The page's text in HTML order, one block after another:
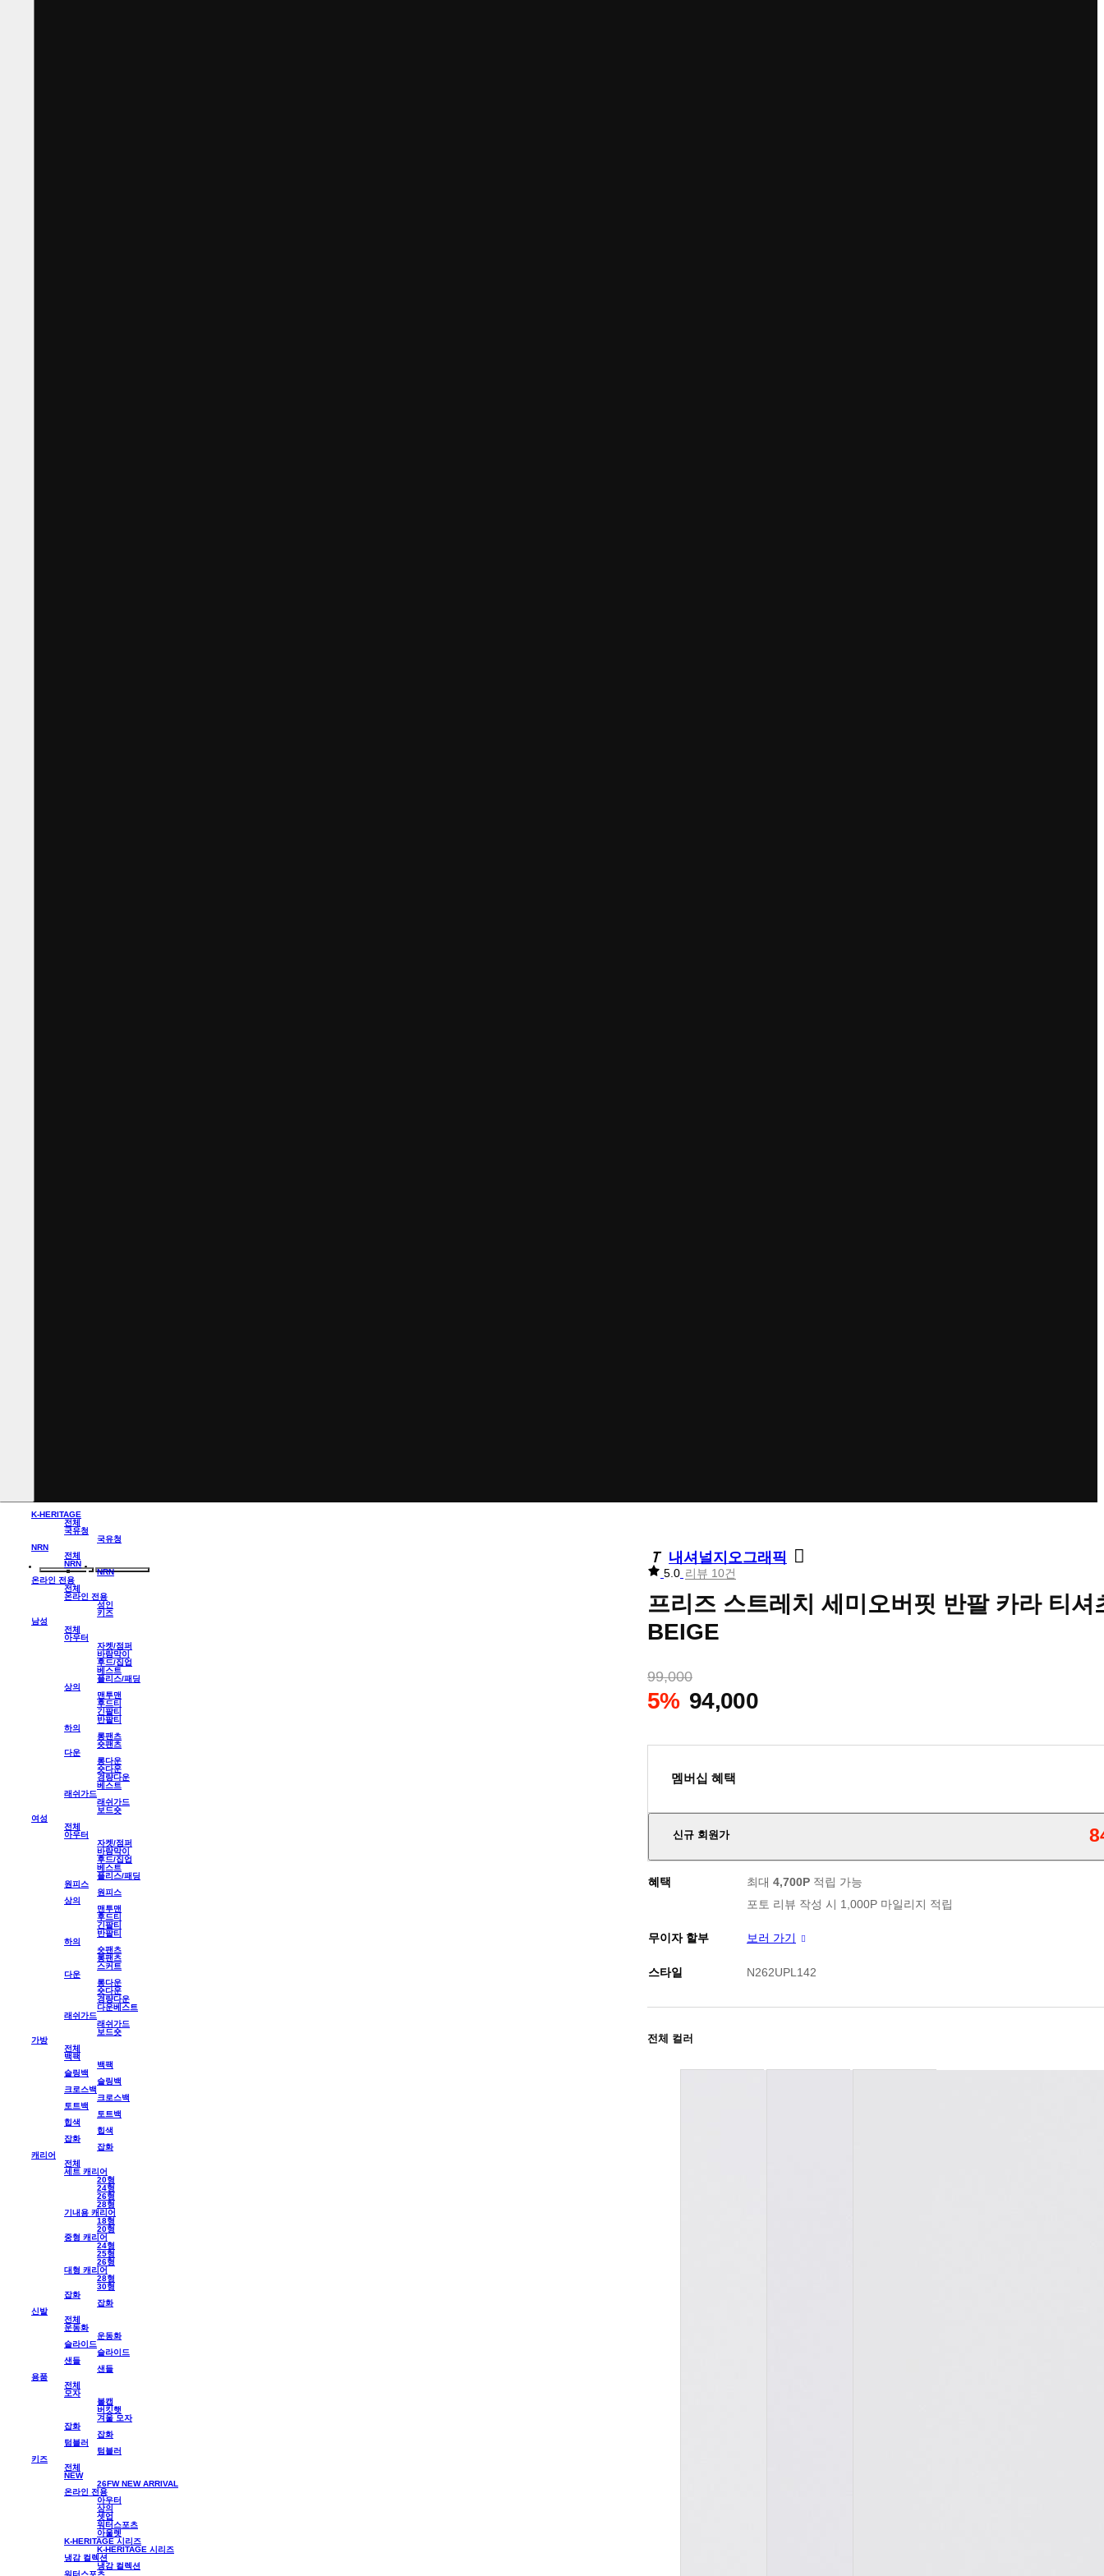
K-HERITAGE
전체
국유청
국유청
NRN
전체
NRN
NRN
온라인 전용
전체
온라인 전용
성인
키즈
남성
전체
아우터
자켓/점퍼
바람막이
후드/집업
베스트
플리스/패딩
상의
맨투맨
후드티
긴팔티
반팔티
하의
롱팬츠
숏팬츠
다운
롱다운
숏다운
경량다운
베스트
래쉬가드
래쉬가드
보드숏
여성
전체
아우터
자켓/점퍼
바람막이
후드/집업
베스트
플리스/패딩
원피스
원피스
상의
맨투맨
후드티
긴팔티
반팔티
하의
숏팬츠
롱팬츠
스커트
다운
롱다운
숏다운
경량다운
다운베스트
래쉬가드
래쉬가드
보드숏
가방
전체
백팩
백팩
슬링백
슬링백
크로스백
크로스백
토트백
토트백
힙색
힙색
잡화
잡화
캐리어
전체
세트 캐리어
20형
24형
26형
28형
기내용 캐리어
18형
20형
중형 캐리어
24형
25형
26형
대형 캐리어
28형
30형
잡화
잡화
신발
전체
운동화
운동화
슬라이드
슬라이드
샌들
샌들
용품
전체
모자
볼캡
버킷햇
겨울 모자
잡화
잡화
텀블러
텀블러
키즈
전체
NEW
26FW NEW ARRIVAL
온라인 전용
아우터
상의
셋업
워터스포츠
아울렛
K-HERITAGE 시리즈
K-HERITAGE 시리즈
냉감 컬렉션
냉감 컬렉션
워터스포츠
내셔널지오그래픽
리
별
점
5.0 리뷰 10건
프리즈 스트레치 세미오버핏 반팔 카라 티셔
BEIGE
99,000
5% 94,000
멤버십 혜택
신규 회원가
판매가
신규 가입 쿠폰 1만원(3만원 이상 구매시)
혜택 최대 4,700P 적립 가능
포토 리뷰 작성 시 1,000P 마일리지 적립
무이자 할부 보러 가기
스타일 N262UPL142
전체 컬러